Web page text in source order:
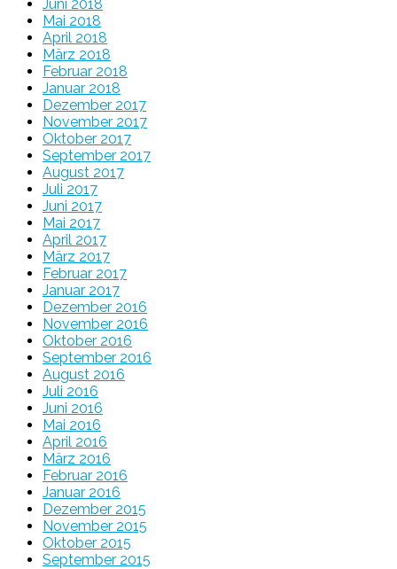
Juni 2018
Mai 2018
April 2018
März 2018
Februar 2018
Januar 2018
Dezember 2017
November 2017
Oktober 2017
September 2017
August 2017
Juli 2017
Juni 2017
Mai 2017
April 2017
März 2017
Februar 2017
Januar 2017
Dezember 2016
November 2016
Oktober 2016
September 2016
August 2016
Juli 2016
Juni 2016
Mai 2016
April 2016
März 2016
Februar 2016
Januar 2016
Dezember 2015
November 2015
Oktober 2015
September 2015